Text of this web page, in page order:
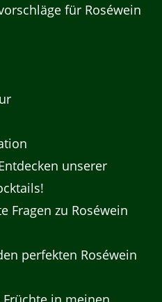
für Roséwein
unserer
Fragen zu Roséwein
perfekten Roséwein